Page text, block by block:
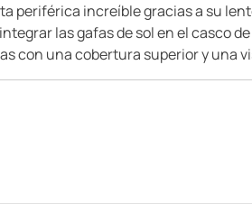
periférica increíble gracias a su
las gafas de sol en el casco
con una cobertura superior y una